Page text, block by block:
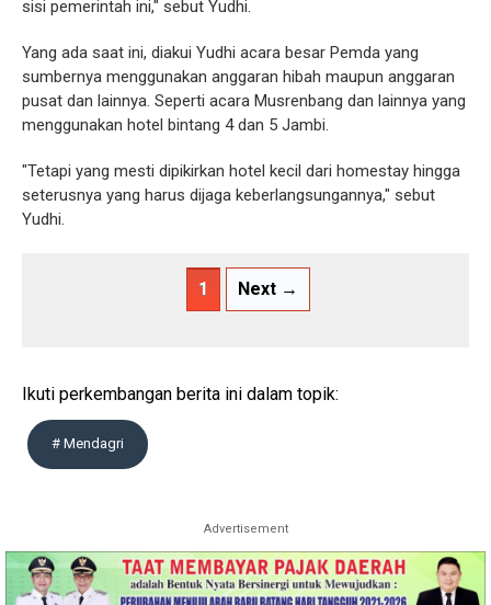
sisi pemerintah ini," sebut Yudhi.
Yang ada saat ini, diakui Yudhi acara besar Pemda yang
sumbernya menggunakan anggaran hibah maupun anggaran
pusat dan lainnya. Seperti acara Musrenbang dan lainnya yang
menggunakan hotel bintang 4 dan 5 Jambi.
"Tetapi yang mesti dipikirkan hotel kecil dari homestay hingga
seterusnya yang harus dijaga keberlangsungannya," sebut
Yudhi.
1 Next →
Ikuti perkembangan berita ini dalam topik:
# Mendagri
Advertisement